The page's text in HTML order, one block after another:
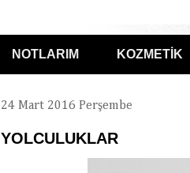
NOTLARIM KOZMETİK
24 Mart 2016 Perşembe
YOLCULUKLAR